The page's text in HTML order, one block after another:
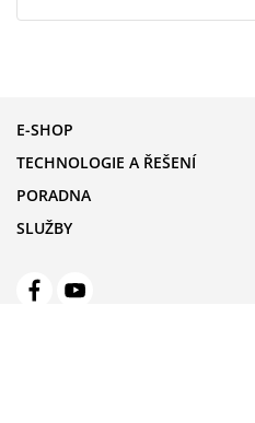
E-SHOP
TECHNOLOGIE A ŘEŠENÍ
PORADNA
SLUŽBY